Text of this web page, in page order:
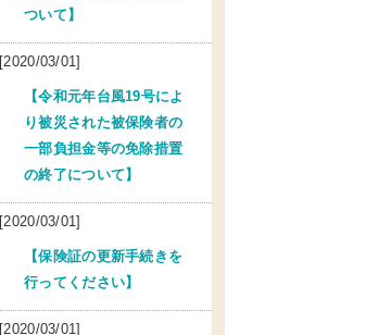
ついて】
[2020/03/01]
【令和元年台風19号によ
り被災された被保険者の
一部負担金等の免除措置
の終了について】
[2020/03/01]
【保険証の更新手続きを
行ってください】
[2020/03/01]